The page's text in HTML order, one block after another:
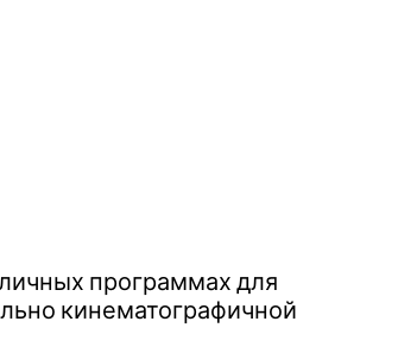
программах для
кинематографичной